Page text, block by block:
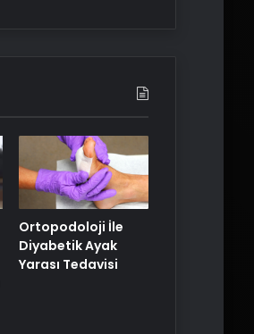
Ortopodoloji İle
Diyabetik Ayak
Yarası Tedavisi